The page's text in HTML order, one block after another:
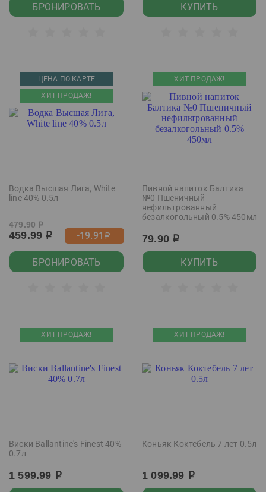
БРОНИРОВАТЬ КУПИТЬ
ЦЕНА ПО КАРТЕ
ХИТ ПРОДАЖ!
Водка Высшая Лига, White
line 40% 0.5л
479.90 р
459.99 р -19.91 р
БРОНИРОВАТЬ
ХИТ ПРОДАЖ!
Пивной напиток Балтика
№0 Пшеничный
нефильтрованный
безалкогольный 0.5% 450мл
79.90 р
КУПИТЬ
ХИТ ПРОДАЖ!
Виски Ballantine's Finest 40%
0.7л
1 599.99 р
ХИТ ПРОДАЖ!
Коньяк Коктебель 7 лет 0.5л
1 099.99 р